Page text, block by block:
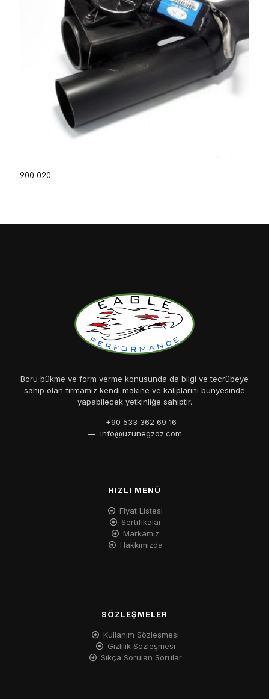
900 020
Boru bükme ve form verme konusunda da bilgi ve tecrübeye
sahip olan firmamız kendi makine ve kalıplarını bünyesinde
yapabilecek yetkinliğe sahiptir.
— +90 533 362 69 16
— info@uzunegzoz.com
HIZLI MENÜ
Fiyat Listesi
Sertifikalar
Markamız
Hakkımızda
SÖZLEŞMELER
Kullanım Sözleşmesi
Gizlilik Sözleşmesi
Sıkça Sorulan Sorular